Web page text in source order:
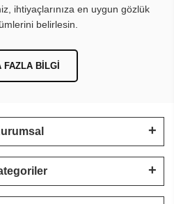
ihtiyaçlarınıza en uygun gözlük
belirlesin.
FAZLA BILGI